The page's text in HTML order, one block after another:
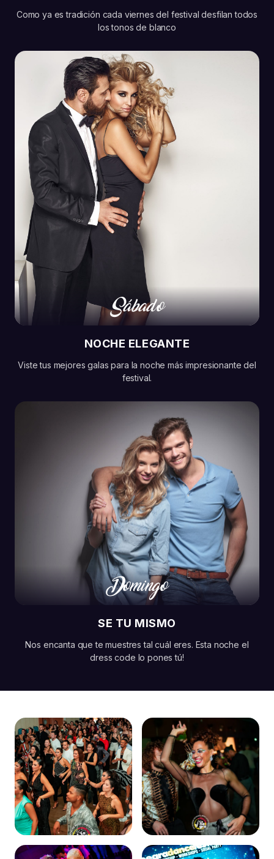
Como ya es tradición cada viernes del festival desfilan todos
los tonos de blanco
Sábado
NOCHE ELEGANTE
Viste tus mejores galas para la noche más impresionante del
festival.
Domingo
SE TU MISMO
Nos encanta que te muestres tal cuál eres. Esta noche el
dress code lo pones tú!